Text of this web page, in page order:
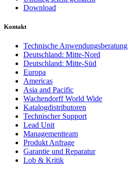
Download
Kontakt
Technische Anwendungsberatung
Deutschland: Mitte-Nord
Deutschland: Mitte-Süd
Europa
Americas
Asia and Pacific
Wachendorff World Wide
Katalogdistributoren
Technischer Support
Lead Unit
Managementteam
Produkt Anfrage
Garantie und Reparatur
Lob & Kritik